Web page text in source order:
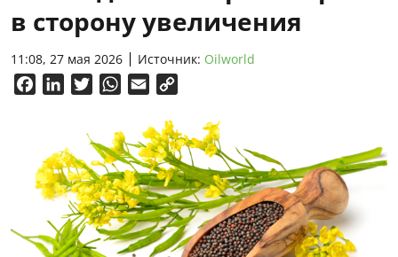
в сторону увеличения
11:08, 27 мая 2026 Источник: Oilworld
FacebookLinkedInTwitterWhatsApp
Email